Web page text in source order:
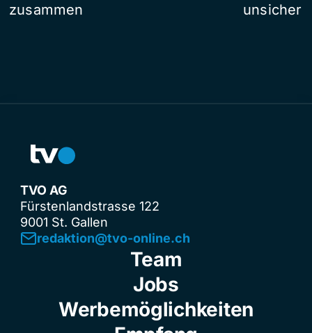
zusammen
unsicher
TVO AG
Fürstenlandstrasse 122
9001 St. Gallen
redaktion@tvo-online.ch
Team
Jobs
Werbemöglichkeiten